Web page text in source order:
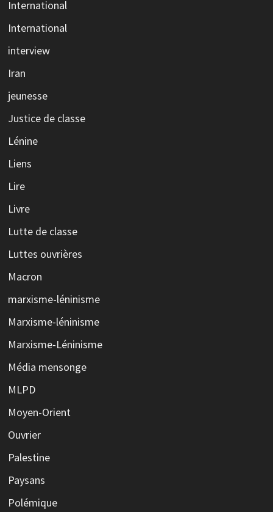
International
International
interview
Iran
jeunesse
Justice de classe
Lénine
Liens
Lire
Livre
Lutte de classe
Luttes ouvrières
Macron
marxisme-léninisme
Marxisme-léninisme
Marxisme-Léninisme
Média mensonge
MLPD
Moyen-Orient
Ouvrier
Palestine
Paysans
Polémique